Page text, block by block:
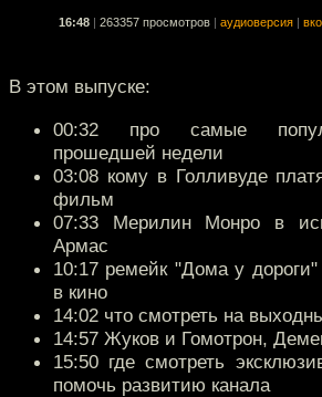
16:48 263357 просмотров аудиоверсия
В этом выпуске:
00:32 про самые
прошедшей недели
03:08 кому в Голливуде
фильм
07:33 Мерилин Монро в
Армас
10:17 ремейк "Дома у дороги"
в кино
14:02 что смотреть на
14:57 Жуков и Гомотрон,
15:50 где смотреть
помочь развитию канала